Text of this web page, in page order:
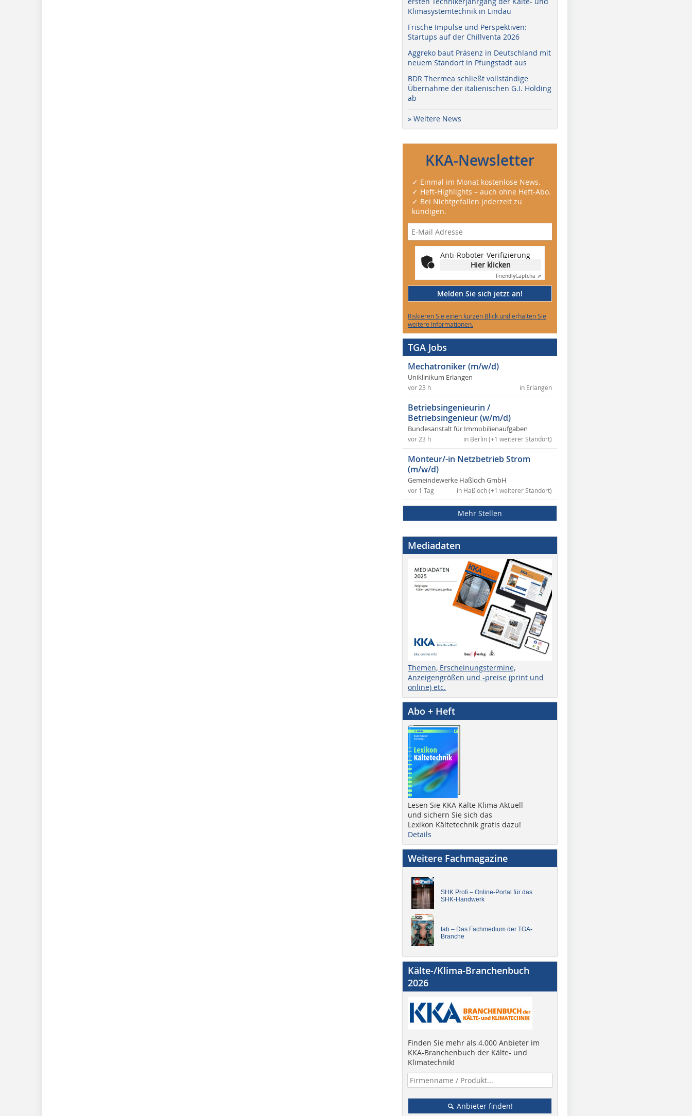
Klimasystemtechnik in Lindau
Frische Impulse und Perspektiven:
Startups auf der Chillventa 2026
Aggreko baut Präsenz in Deutschland mit
neuem Standort in Pfungstadt aus
BDR Thermea schließt vollständige
Übernahme der italienischen G.I. Holding
ab
» Weitere News
KKA-Newsletter
✓ Einmal im Monat kostenlose News.
✓ Heft-Highlights – auch ohne Heft-Abo.
✓ Bei Nichtgefallen jederzeit zu
kündigen.
Anti-Roboter-Verifizierung
Hier klicken
FriendlyCaptcha ⇗
Melden Sie sich jetzt an!
Riskieren Sie einen kurzen Blick und erhalten Sie
weitere Informationen.
TGA Jobs
Mechatroniker (m/w/d)
Uniklinikum Erlangen
in Erlangen
vor 23 h
Betriebsingenieurin /
Betriebsingenieur (w/m/d)
Bundesanstalt für Immobilienaufgaben
in Berlin (+1 weiterer Standort)
vor 23 h
Monteur/-in Netzbetrieb Strom
(m/w/d)
Gemeindewerke Haßloch GmbH
in Haßloch (+1 weiterer Standort)
vor 1 Tag
Mehr Stellen
Mediadaten
Themen, Erscheinungstermine,
Anzeigengrößen und -preise (print und
online) etc.
Abo + Heft
Lesen Sie KKA Kälte Klima Aktuell
und sichern Sie sich das
Lexikon Kältetechnik gratis dazu!
Details
Weitere Fachmagazine
SHK Profi – Online-Portal für das
SHK-Handwerk
tab – Das Fachmedium der TGA-
Branche
Kälte-/Klima-Branchenbuch
2026
Finden Sie mehr als 4.000 Anbieter im
KKA-Branchenbuch der Kälte- und
Klimatechnik!
Anbieter finden!